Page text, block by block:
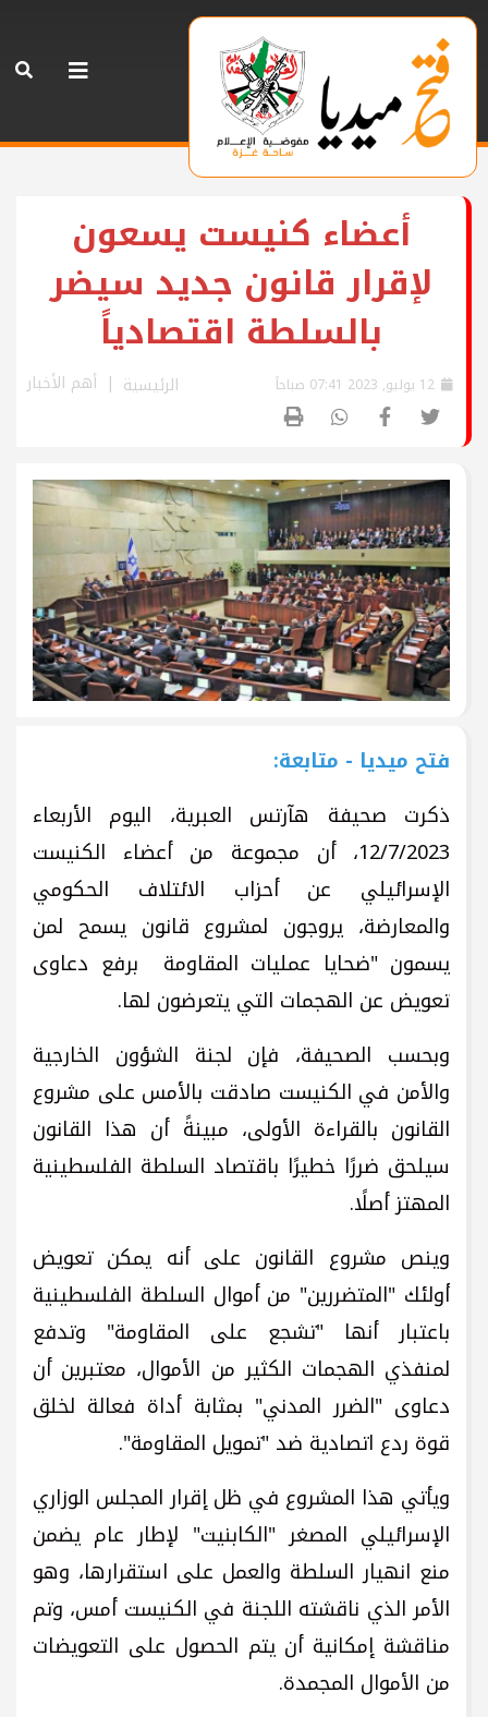
أعضاء كنيست يسعون
لإقرار قانون جديد سيضر
بالسلطة اقتصادياً
الرئيسية أهم الأخبار
فتح ميديا - متابعة:
ذكرت صحيفة هآرتس العبرية، اليوم الأربعاء
12/7/2023، أن مجموعة من أعضاء الكنيست
الإسرائيلي عن أحزاب الائتلاف الحكومي
والمعارضة، يروجون لمشروع قانون يسمح لمن
يسمون "ضحايا عمليات المقاومة برفع دعاوى
تعويض عن الهجمات التي يتعرضون لها.
وبحسب الصحيفة، فإن لجنة الشؤون الخارجية
والأمن في الكنيست صادقت بالأمس على مشروع
القانون بالقراءة الأولى، مبينةً أن هذا القانون
سيلحق ضررًا خطيرًا باقتصاد السلطة الفلسطينية
المهتز أصلًا.
وينص مشروع القانون على أنه يمكن تعويض
أولئك "المتضررين" من أموال السلطة الفلسطينية
باعتبار أنها "تشجع على المقاومة" وتدفع
لمنفذي الهجمات الكثير من الأموال، معتبرين أن
دعاوى "الضرر المدني" بمثابة أداة فعالة لخلق
قوة ردع اتصادية ضد "تمويل المقاومة".
ويأتي هذا المشروع في ظل إقرار المجلس الوزاري
الإسرائيلي المصغر "الكابنيت" لإطار عام يضمن
منع انهيار السلطة والعمل على استقرارها، وهو
الأمر الذي ناقشته اللجنة في الكنيست أمس، وتم
مناقشة إمكانية أن يتم الحصول على التعويضات
من الأموال المجمدة.